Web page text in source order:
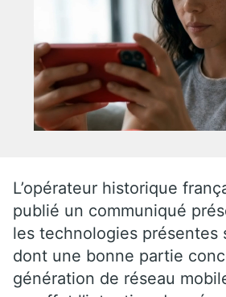
L’opérateur historique
publié un communiqué
les technologies présentes
dont une bonne partie
génération de réseau